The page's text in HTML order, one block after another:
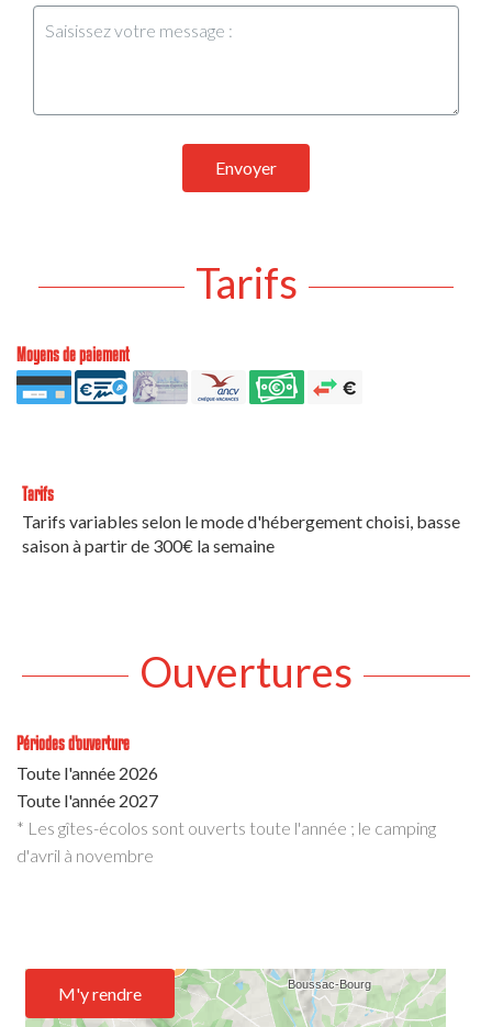
Envoyer
Tarifs
Moyens de paiement
Tarifs
Tarifs variables selon le mode d'hébergement choisi, basse
saison à partir de 300€ la semaine
Ouvertures
Périodes d'ouverture
Toute l'année 2026
Toute l'année 2027
* Les gîtes-écolos sont ouverts toute l'année ; le camping
d'avril à novembre
M'y rendre